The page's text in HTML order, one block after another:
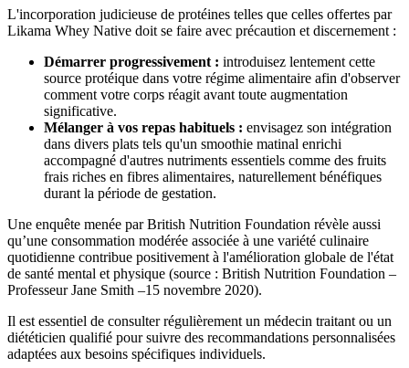
L'incorporation judicieuse de protéines telles que celles offertes par
Likama Whey Native doit se faire avec précaution et discernement :
Démarrer progressivement : introduisez lentement cette
source protéique dans votre régime alimentaire afin d'observer
comment votre corps réagit avant toute augmentation
significative.
Mélanger à vos repas habituels : envisagez son intégration
dans divers plats tels qu'un smoothie matinal enrichi
accompagné d'autres nutriments essentiels comme des fruits
frais riches en fibres alimentaires, naturellement bénéfiques
durant la période de gestation.
Une enquête menée par British Nutrition Foundation révèle aussi
qu’une consommation modérée associée à une variété culinaire
quotidienne contribue positivement à l'amélioration globale de l'état
de santé mental et physique (source : British Nutrition Foundation –
Professeur Jane Smith –15 novembre 2020).
Il est essentiel de consulter régulièrement un médecin traitant ou un
diététicien qualifié pour suivre des recommandations personnalisées
adaptées aux besoins spécifiques individuels.